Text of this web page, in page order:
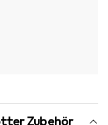
Zubehör